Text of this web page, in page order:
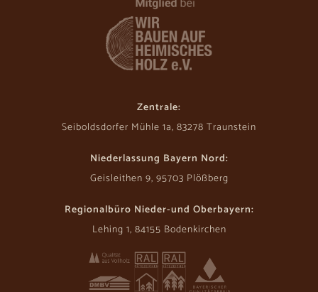
Zentrale:
Seiboldsdorfer Mühle 1a, 83278 Traunstein
Niederlassung Bayern Nord:
Geisleithen 9, 95703 Plößberg
Regionalbüro Nieder-und Oberbayern:
Lehing 1, 84155 Bodenkirchen